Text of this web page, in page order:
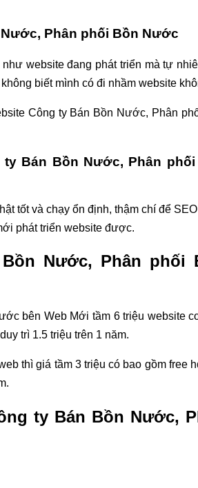
Phân phối Bồn Nước
website đang phát triển mà tự
biết mình có đi nhầm website
Công ty Bán Bồn Nước, Phân
Bán Bồn Nước, Phân phối
tốt và chạy ổn định, thậm chí để
phát triển website được.
Nước, Phân phối
bên Web Mới tầm 6 triệu website
trì 1.5 triệu trên 1 năm.
thì giá tầm 3 triệu có bao gồm free
ty Bán Bồn Nước,